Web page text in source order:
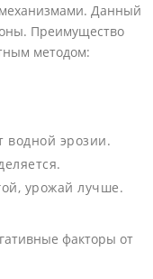
Данный
Преимущество
методом:
водной эрозии.
урожай лучше.
факторы от